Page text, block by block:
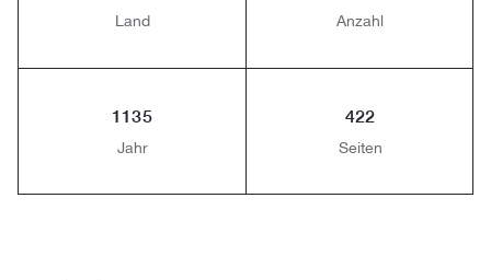
Land Anzahl
1135
Jahr
422
Seiten